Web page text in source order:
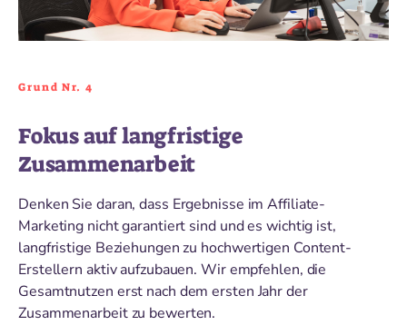
Grund Nr. 4
Fokus auf langfristige
Zusammenarbeit
Denken Sie daran, dass Ergebnisse im Affiliate-
Marketing nicht garantiert sind und es wichtig ist,
langfristige Beziehungen zu hochwertigen Content-
Erstellern aktiv aufzubauen. Wir empfehlen, die
Gesamtnutzen erst nach dem ersten Jahr der
Zusammenarbeit zu bewerten.